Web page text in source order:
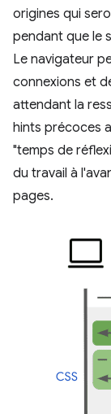
origines qui
pendant que le
Le navigateur
connexions et
attendant la
hints précoces
"temps de
du travail à
pages.